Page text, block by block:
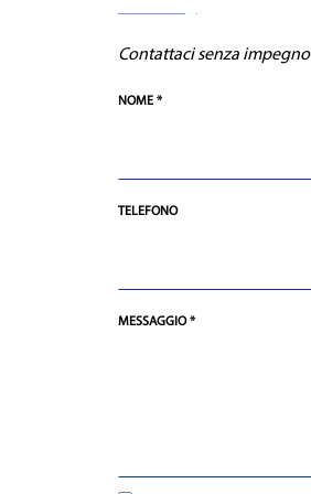
Contattaci senza impegno
NOME *
TELEFONO
MESSAGGIO *